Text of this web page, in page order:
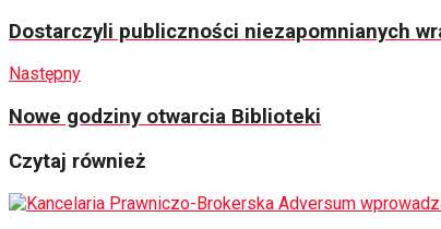
Dostarczyli publiczności niezapomnianych
Następny
Nowe godziny otwarcia Biblioteki
Czytaj również